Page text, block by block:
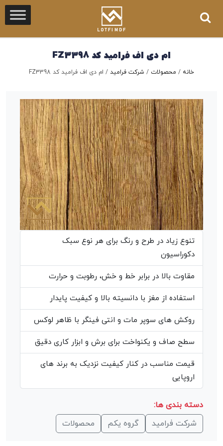
ام دی اف فرامید کد FZ3398
خانه / محصولات / شرکت فرامید / ام دی اف فرامید کد FZ3398
تنوع زیاد در طرح و رنگ برای هر نوع سبک
دکوراسیون
مقاوت بالا در برابر خط و خش، رطوبت و حرارت
استفاده از مغز با دانسیته بالا و کیفیت پایدار
روکش های سوپر مات و انتی فینگر با ظاهر لوکس
سطح صاف و یکنواخت برای برش و ابزار کاری دقیق
قیمت مناسب در کنار کیفیت نزدیک به برند های
اروپایی
دسته بندی ها:
شرکت فرامید
گروه یکم محصولات